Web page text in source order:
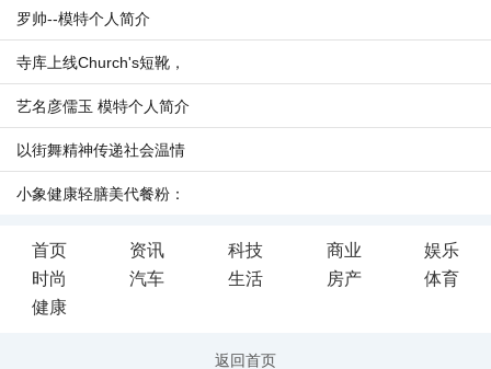
罗帅--模特个人简介
寺库上线Church's短靴，
艺名彦儒玉 模特个人简介
以街舞精神传递社会温情
小象健康轻膳美代餐粉：
首页 资讯 科技 商业
娱乐
时尚
汽车 生活 房产
体育
健康
返回首页